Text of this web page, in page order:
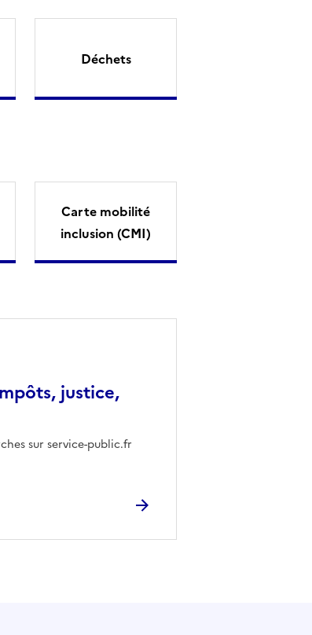
Déchets
Carte mobilité
inclusion (CMI)
justice,
sur service-public.fr